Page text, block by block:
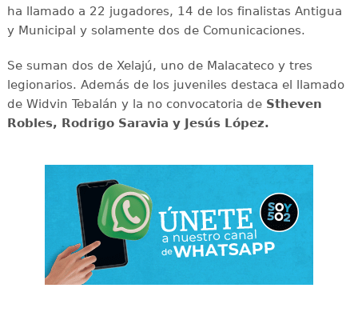
ha llamado a 22 jugadores, 14 de los finalistas Antigua
y Municipal y solamente dos de Comunicaciones.
Se suman dos de Xelajú, uno de Malacateco y tres
legionarios. Además de los juveniles destaca el llamado
de Widvin Tebalán y la no convocatoria de Stheven
Robles, Rodrigo Saravia y Jesús López.